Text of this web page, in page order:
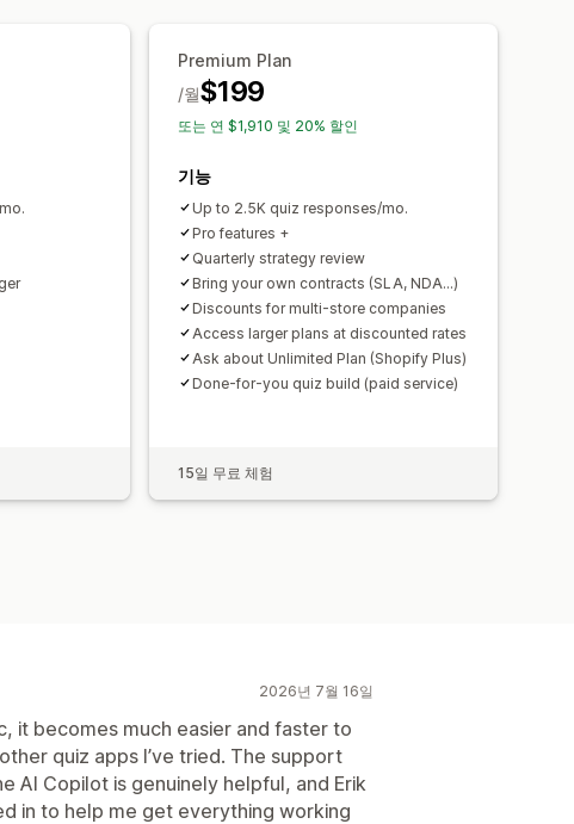
Premium Plan
$199
/월
또는 연 $1,910 및 20% 할인
기능
Up to 2.5K quiz responses/mo.
Pro features +
Quarterly strategy review
Bring your own contracts (SLA, NDA...)
Discounts for multi-store companies
Access larger plans at discounted rates
Ask about Unlimited Plan (Shopify Plus)
Done-for-you quiz build (paid service)
15일 무료 체험
2026년 7월 16일
it becomes much easier and faster to
quiz apps I’ve tried. The support
AI Copilot is genuinely helpful, and Erik
in to help me get everything working